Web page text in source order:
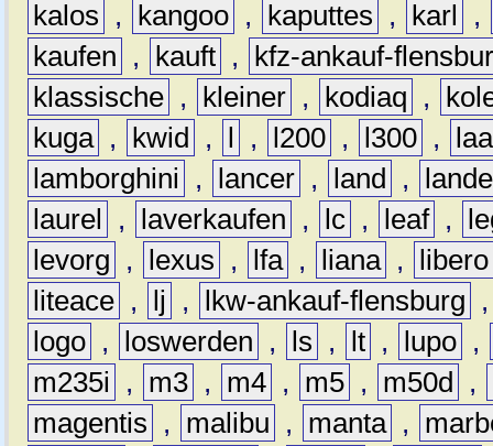
kalos
, kangoo , kaputtes , karl
,
kaufen
, kauft ,
kfz-ankauf-
klassische , kleiner , kodiaq ,
kuga , kwid , l , l200 , l300 ,
lamborghini
, lancer , land ,
laurel
, laverkaufen , lc , leaf ,
levorg
, lexus , lfa , liana ,
libero
liteace , lj , lkw-ankauf-flensburg
logo , loswerden , ls , lt , lupo ,
m235i
, m3 , m4 , m5 , m50d ,
magentis
, malibu , manta ,